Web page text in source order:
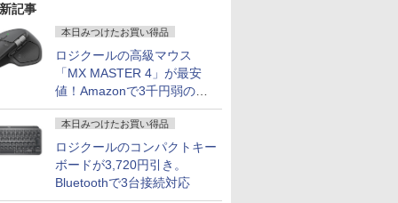
記事
本日みつけたお買い得品
ロジクールの高級マウス
「MX MASTER 4」が最安
値！Amazonで3千円弱の割
引
本日みつけたお買い得品
ロジクールのコンパクトキー
ボードが3,720円引き。
Bluetoothで3台接続対応